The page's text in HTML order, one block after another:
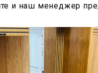
и наш менеджер